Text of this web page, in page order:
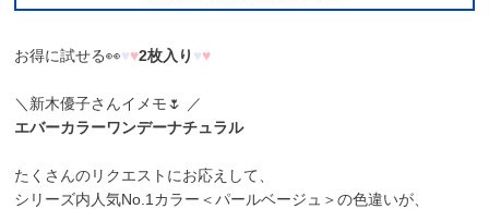
お得に試せる👀♥♥2枚入り ♥♥
＼新木優子さんイメモ🌷 ／
エバーカラーワンデーナチュラル
たくさんのリクエストにお応えして、
シリーズ内人気No.1カラー＜パールベージュ＞の色違いが、